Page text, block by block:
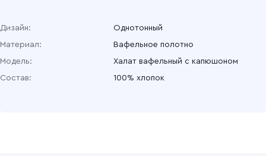
Дизайн:
Однотонный
Материал:
Вафельное полотно
Модель:
Халат вафельный с капюшоном
Состав:
100% хлопок